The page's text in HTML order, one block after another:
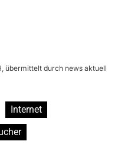
übermittelt durch news aktuell
Internet